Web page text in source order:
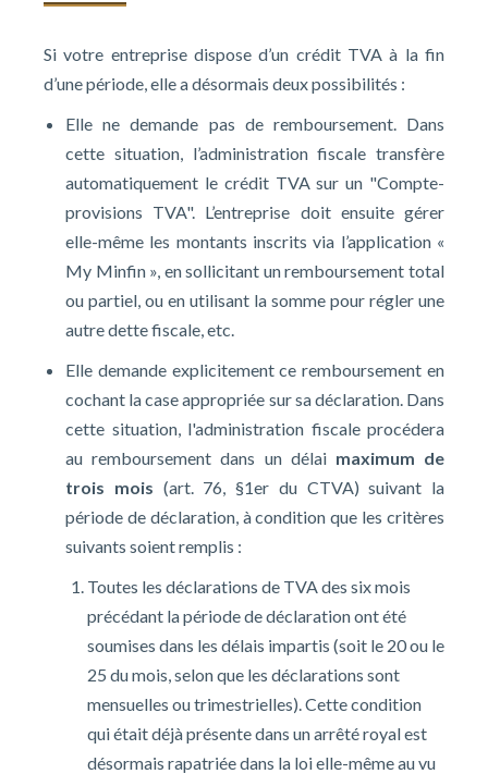
Si votre entreprise dispose d’un crédit TVA à la fin
d’une période, elle a désormais deux possibilités :
Elle ne demande pas de remboursement. Dans
cette situation, l’administration fiscale transfère
automatiquement le crédit TVA sur un "Compte-
provisions TVA". L’entreprise doit ensuite gérer
elle-même les montants inscrits via l’application «
My Minfin », en sollicitant un remboursement total
ou partiel, ou en utilisant la somme pour régler une
autre dette fiscale, etc.
Elle demande explicitement ce remboursement en
cochant la case appropriée sur sa déclaration. Dans
cette situation, l'administration fiscale procédera
au remboursement dans un délai maximum de
trois mois (art. 76, §1er du CTVA) suivant la
période de déclaration, à condition que les critères
suivants soient remplis :
Toutes les déclarations de TVA des six mois
précédant la période de déclaration ont été
soumises dans les délais impartis (soit le 20 ou le
25 du mois, selon que les déclarations sont
mensuelles ou trimestrielles). Cette condition
qui était déjà présente dans un arrêté royal est
désormais rapatriée dans la loi elle-même au vu